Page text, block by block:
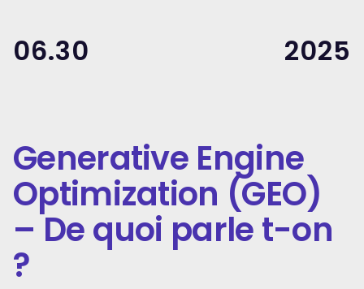
06.30 2025
Generative Engine
Optimization (GEO)
– De quoi parle t-on
?